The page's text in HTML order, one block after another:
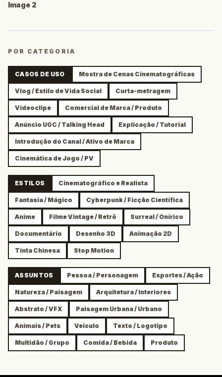
Image 2
POR CATEGORIA
CASOS DE USO Mostra de Cenas Cinematográficas
Vlog / Estilo de Vida Social Curta-metragem
Videoclipe Comercial de Marca / Produto
Anúncio UGC / Talking Head Explicação / Tutorial
Introdução do Canal / Ativo de Marca
Cinemática de Jogo / PV
ESTILOS Cinematográfico e Realista
Fantasia / Mágico Cyberpunk / Ficção Científica
Anime Filme Vintage / Retrô Surreal / Onírico
Documentário Desenho 3D Animação 2D
Tinta Chinesa Stop Motion
ASSUNTOS Pessoa / Personagem Esportes / Ação
Natureza / Paisagem Arquitetura / Interiores
Abstrato / VFX Paisagem Urbana / Urbano
Animais / Pets Veículo Texto / Logotipo
Multidão / Grupo Comida / Bebida Produto